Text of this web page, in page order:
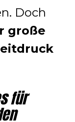
Doch
große
für